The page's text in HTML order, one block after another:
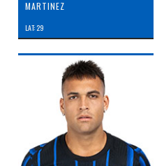
MARTINEZ
LAT: 29